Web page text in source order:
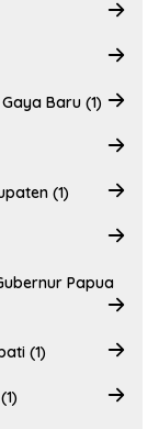
Baru (1)
(1)
Papua
(1)